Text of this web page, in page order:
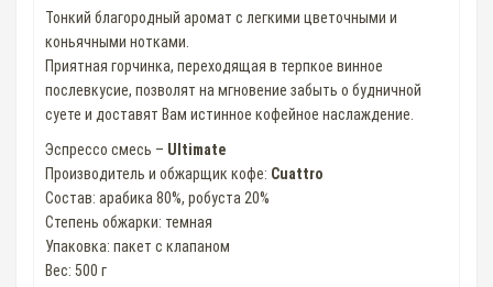
Тонкий благородный аромат c легкими цветочными и
коньячными нотками.
Приятная горчинка, переходящая в терпкое винное
послевкусие, позволят на мгновение забыть о будничной
суете и доставят Вам истинное кофейное наслаждение.
Эспрессо смесь – Ultimate
Производитель и обжарщик кофе: Cuattro
Состав: арабика 80%, робуста 20%
Степень обжарки: темная
Упаковка: пакет с клапаном
Вес: 500 г